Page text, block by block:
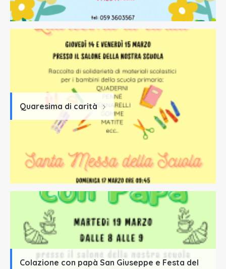
Quaresima di carità
Colazione con papà San Giuseppe e Festa del